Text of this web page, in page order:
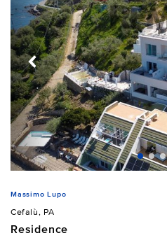
Massimo Lupo
Cefalù, PA
Residence